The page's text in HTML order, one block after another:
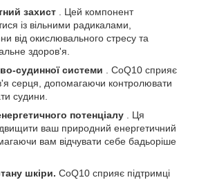
захист . Цей компонент
із вільними радикалами,
від окислювального стресу та
здоров'я.
судинної системи . CoQ10 сприяє
серця, допомагаючи контролювати
судини.
потенціалу . Ця
ваш природний енергетичний
вам відчувати себе бадьоріше
шкіри. CoQ10 сприяє підтримці